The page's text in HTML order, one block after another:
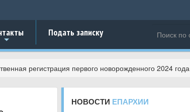
+
Подать записку
регистрация первого новорожденного 2024 года
НОВОСТИ ЕПАРХИИ